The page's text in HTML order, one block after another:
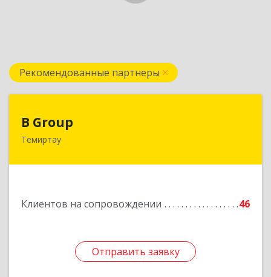
Рекомендованные партнеры
B Group
Темиртау
Клиентов на сопровождении 46
Отправить заявку
РК, 101404, Карагандинская обл., г.Темиртау,
Отправить заявку